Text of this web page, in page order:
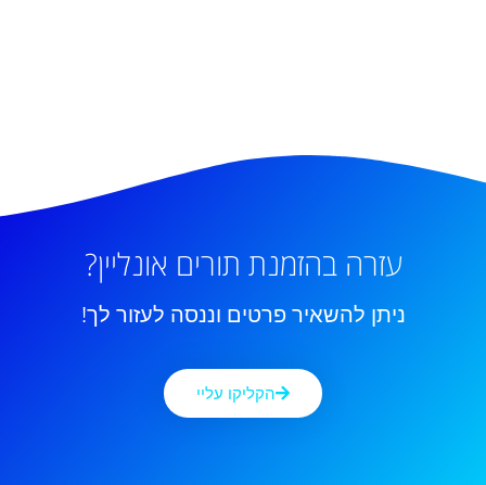
עזרה בהזמנת תורים אונליין?
ניתן להשאיר פרטים וננסה לעזור לך!
הקליקו עליי